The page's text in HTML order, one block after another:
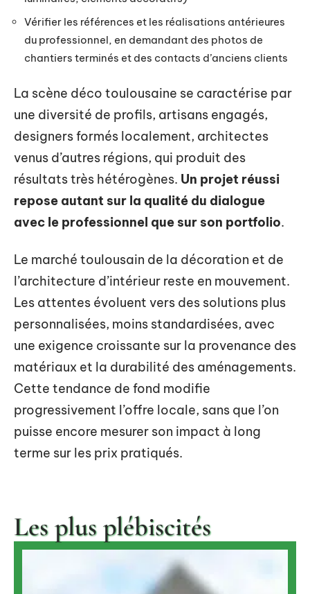
Vérifier les références et les réalisations antérieures
du professionnel, en demandant des photos de
chantiers terminés et des contacts d’anciens clients
La scène déco toulousaine se caractérise par
une diversité de profils, artisans engagés,
designers formés localement, architectes
venus d’autres régions, qui produit des
résultats très hétérogènes. Un projet réussi
repose autant sur la qualité du dialogue
avec le professionnel que sur son portfolio.
Le marché toulousain de la décoration et de
l’architecture d’intérieur reste en mouvement.
Les attentes évoluent vers des solutions plus
personnalisées, moins standardisées, avec
une exigence croissante sur la provenance des
matériaux et la durabilité des aménagements.
Cette tendance de fond modifie
progressivement l’offre locale, sans que l’on
puisse encore mesurer son impact à long
terme sur les prix pratiqués.
Les plus plébiscités